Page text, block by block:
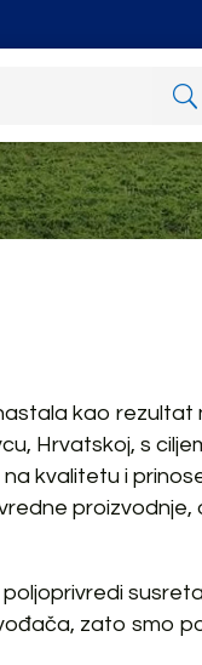
kao
Hrvatskoj, s
kvalitetu i
zato smo